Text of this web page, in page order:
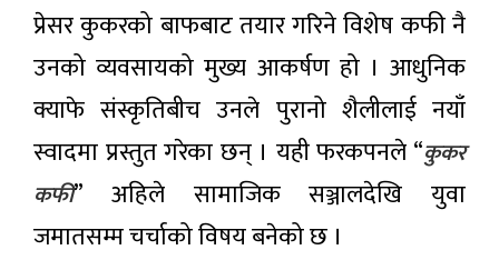
कार्यकारी
निर्देशकमा
साह
लोकप्रिय
समाचार
मनसुन
सक्रियः
यी
प्रदेशमा
१४ घण्टा
अगाडी
प्रेसर कुकरको बाफबाट तयार गरिने विशेष कफी नै
उनको व्यवसायको मुख्य आकर्षण हो । आधुनिक
क्याफे संस्कृतिबीच उनले पुरानो शैलीलाई नयाँ
स्वादमा प्रस्तुत गरेका छन् । यही फरकपनले “कुकर
कफी” अहिले सामाजिक सञ्जालदेखि युवा
जमातसम्म चर्चाको विषय बनेको छ ।